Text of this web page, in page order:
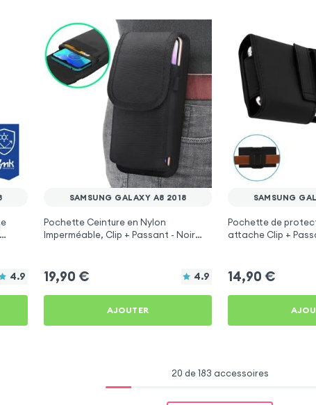
4.9
SAMSUNG GALAXY A8 2018
Pochette Ceinture en Nylon
Imperméable, Clip + Passant - Noir
19,90 € 4.9
AJOUTER
SAMSUNG
Pochette de
attache Clip +
14,90 €
20 de 183 accessoires